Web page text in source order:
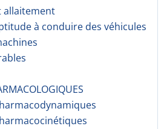
allaitement
à conduire des véhicules